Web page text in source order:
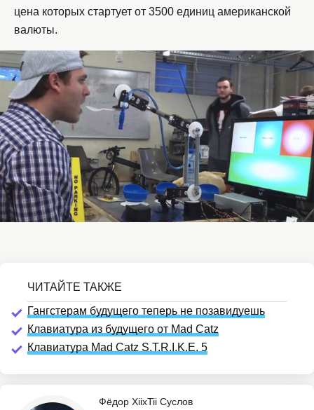
цена которых стартует от 3500 единиц американской
валюты.
Гангстерам будущего теперь не позавидуешь
Клавиатура из будущего от Mad Catz
Клавиатура Mad Catz S.T.R.I.K.E. 5
Фёдор XiixTii Суслов